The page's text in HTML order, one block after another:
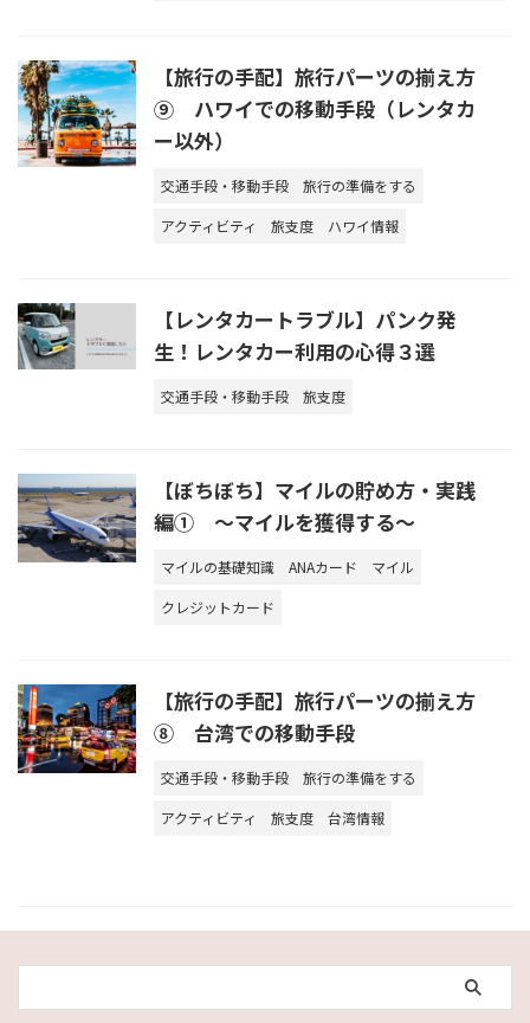
【旅行の手配】旅行パーツの揃え方
⑨ ハワイでの移動手段（レンタカ
ー以外）
交通手段・移動手段
旅行の準備をする
アクティビティ
旅支度 ハワイ情報
【レンタカートラブル】パンク発
生！レンタカー利用の心得３選
交通手段・移動手段 旅支度
【ぼちぼち】マイルの貯め方・実践
編① ～マイルを獲得する～
マイルの基礎知識 ANAカード
マイル
クレジットカード
【旅行の手配】旅行パーツの揃え方
⑧ 台湾での移動手段
交通手段・移動手段
旅行の準備をする
アクティビティ
旅支度 台湾情報